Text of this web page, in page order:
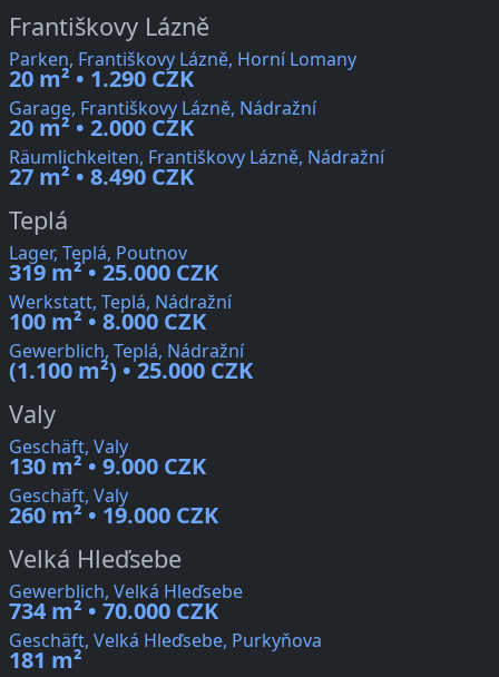
Františkovy Lázně
Parken, Františkovy Lázně, Horní Lomany
20 m² • 1.290 CZK
Garage, Františkovy Lázně, Nádražní
20 m² • 2.000 CZK
Räumlichkeiten, Františkovy Lázně, Nádražní
27 m² • 8.490 CZK
Teplá
Lager, Teplá, Poutnov
319 m² • 25.000 CZK
Werkstatt, Teplá, Nádražní
100 m² • 8.000 CZK
Gewerblich, Teplá, Nádražní
(1.100 m²) • 25.000 CZK
Valy
Geschäft, Valy
130 m² • 9.000 CZK
Geschäft, Valy
260 m² • 19.000 CZK
Velká Hleďsebe
Gewerblich, Velká Hleďsebe
734 m² • 70.000 CZK
Geschäft, Velká Hleďsebe, Purkyňova
181 m²